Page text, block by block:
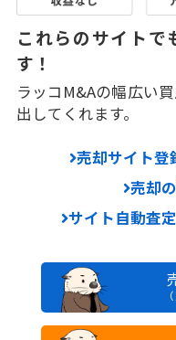
これらのサイトで
す！
ラッコM&Aの幅広い
出してくれます。
売却サイト登
売却
サイト自動査